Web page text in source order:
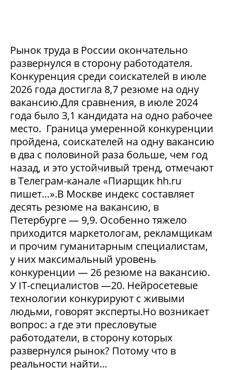
Рынок труда в России окончательно
развернулся в сторону работодателя.
Конкуренция среди соискателей в июле
2026 года достигла 8,7 резюме на одну
вакансию.Для сравнения, в июле 2024
года было 3,1 кандидата на одно рабочее
место. Граница умеренной конкуренции
пройдена, соискателей на одну вакансию
в два с половиной раза больше, чем год
назад, и это устойчивый тренд, отмечают
в Телеграм-канале «Пиарщик hh.ru
пишет…».В Москве индекс составляет
десять резюме на вакансию, в
Петербурге — 9,9. Особенно тяжело
приходится маркетологам, рекламщикам
и прочим гуманитарным специалистам,
у них максимальный уровень
конкуренции — 26 резюме на вакансию.
У IT-специалистов —20. Нейросетевые
технологии конкурируют с живыми
людьми, говорят эксперты.Но возникает
вопрос: а где эти пресловутые
работодатели, в сторону которых
развернулся рынок? Потому что в
реальности найти...